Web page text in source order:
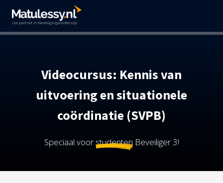
Videocursus: Kennis van
uitvoering en situationele
coördinatie (SVPB)
Speciaal voorstudentenBeveiliger 3!